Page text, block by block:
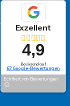
Exzellent
4,9
Basierend auf
67 Google-Bewertungen
Echtheit von Bewertungen